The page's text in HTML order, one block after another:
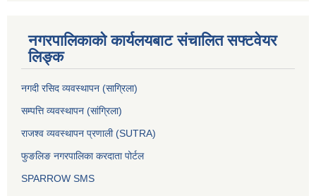
नगरपालिकाको कार्यलयबाट संचालित सफ्टवेयर
लिङ्क
नगदी रसिद व्यवस्थापन (साग्रिला)
सम्पत्ति व्यवस्थापन (सांग्रिला)
राजश्व व्यवस्थापन प्रणाली (SUTRA)
फुङलिङ नगरपालिका करदाता पोर्टल
SPARROW SMS